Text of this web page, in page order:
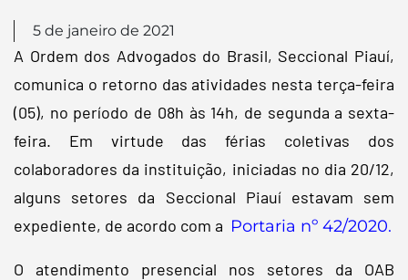
5 de janeiro de 2021
A Ordem dos Advogados do Brasil, Seccional Piauí,
comunica o retorno das atividades nesta terça-feira
(05), no período de 08h às 14h, de segunda a sexta-
feira. Em virtude das férias coletivas dos
colaboradores da instituição, iniciadas no dia 20/12,
alguns setores da Seccional Piauí estavam sem
expediente, de acordo com a Portaria nº 42/2020.
O atendimento presencial nos setores da OAB